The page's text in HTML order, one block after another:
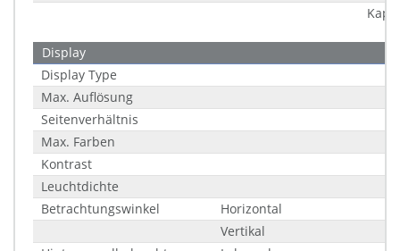
Display
Display Type
Max. Auflösung
Seitenverhältnis
Max. Farben
Kontrast
Leuchtdichte
Betrachtungswinkel
Horizontal
Vertikal